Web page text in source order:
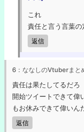
これ
責任と言う言葉
返信
6：ななしのVtuberまと
責任は果たしてるだろ
開始ツイートできて偉
もお休みできて偉いん
返信